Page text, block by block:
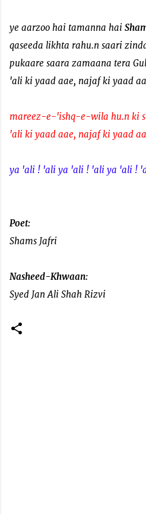
ye aarzoo hai tamanna hai
qaseeda likhta rahu.n saari
pukaare saara zamaana tera
'ali ki yaad aae, najaf ki yaad
mareez-e-'ishq-e-wila hu.n ki
'ali ki yaad aae, najaf ki yaad
ya 'ali ! 'ali ya 'ali ! 'ali ya 'ali !
Poet:
Shams Jafri
Nasheed-Khwaan:
Syed Jan Ali Shah Rizvi